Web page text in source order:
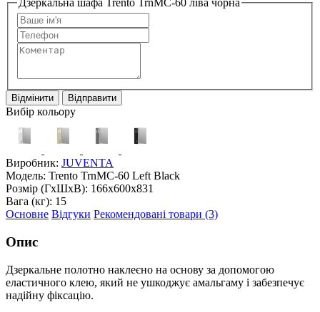
Відмінити Відправити
Вибір кольору
Виробник: JUVENTA
Модель: Trento TrnMC-60 Left Black
Розмір (ГxШxВ): 166x600x831
Вага (кг): 15
Основне Відгуки Рекомендовані товари (3)
Опис
Дзеркальне полотно наклеєно на основу за допомогою
еластичного клею, який не ушкоджує амальгаму і забезпечує
надійну фіксацію.